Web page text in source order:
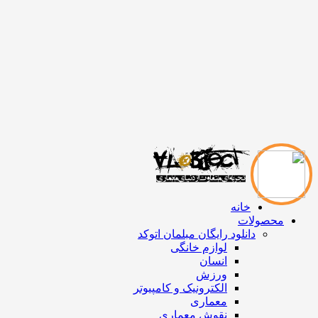
خانه
محصولات
دانلود رایگان مبلمان اتوکد
لوازم خانگی
انسان
ورزش
الکترونیک و کامپیوتر
معماری
نقوش معماری